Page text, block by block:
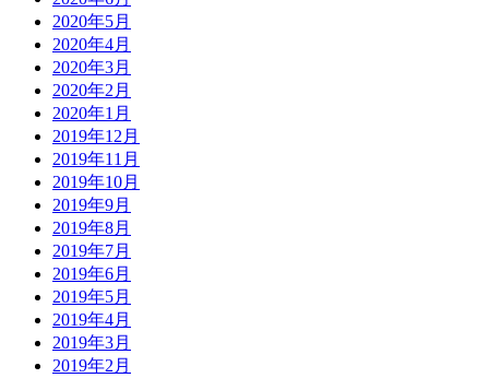
2020年5月
2020年4月
2020年3月
2020年2月
2020年1月
2019年12月
2019年11月
2019年10月
2019年9月
2019年8月
2019年7月
2019年6月
2019年5月
2019年4月
2019年3月
2019年2月